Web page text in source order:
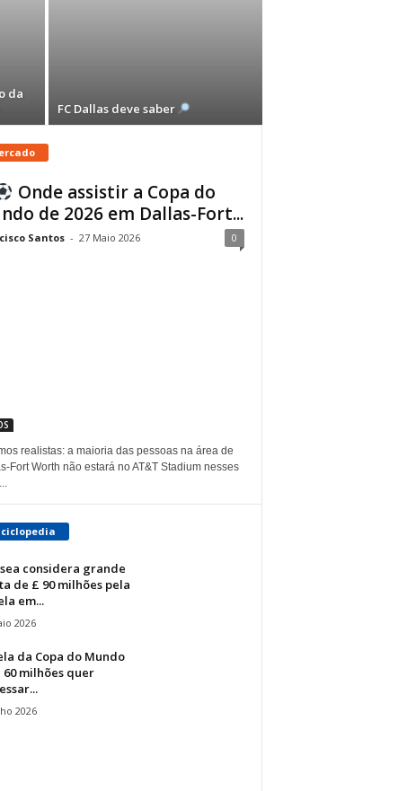
da
FC Dallas deve saber
Onde assistir a Copa do
de 2026 em Dallas-Fort...
Santos - 27 Maio 2026 0
realistas: a maioria das pessoas na área de
Fort Worth não estará no AT&T Stadium nesses
considera grande
de £ 90 milhões pela
em...
2026
da Copa do Mundo
60 milhões quer
2026